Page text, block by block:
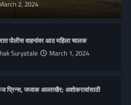
2, 2024
पोलीस वाहनांवर आठ महिला चालक
Suryatale March 1, 2024
प्रिन्स, जजाक अल्लाखैर; अशोकरावांसाठी